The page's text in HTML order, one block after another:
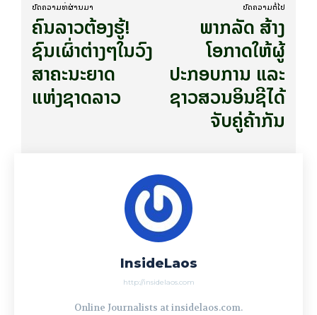
ບົດ​ຄວາມ​ທີ່​ຜ່ານ​ມາ
ຄົນລາວຕ້ອງຮູ້!
ຊົນເຜົ່າຕ່າງໆໃນວົງ
ສາຄະນະຍາດ
ແຫ່ງຊາດລາວ
ບົດ​ຄວາມ​ຕໍ່​ໄປ
ພາກລັດ ສ້າງ
ໂອກາດໃຫ້ຜູ້
ປະກອບການ ແລະ
ຊາວສວນອິນຊີໄດ້
ຈັບຄູ່ຄ້າກັນ
InsideLaos
http://insidelaos.com
Online Journalists at insidelaos.com.